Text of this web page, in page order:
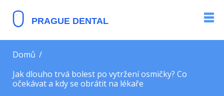
Domů
Jak dlouho trvá bolest po vytržení osmičky? Co
očekávat a kdy se obrátit na lékaře